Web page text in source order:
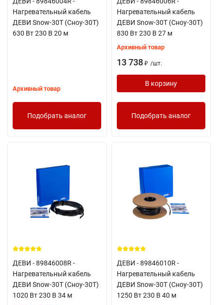
Нагревательный кабель
ДЕВИ Snow-30T (Сноу-30Т)
630 Вт 230 В 20 м
Архивный товар
Подобрать аналог
Нагревательный кабель
ДЕВИ Snow-30T (Сноу-30Т)
830 Вт 230 В 27 м
Архивный товар
13 738 ₽ /шт.
В корзину
Подобрать аналог
ДЕВИ - 89846008R -
Нагревательный кабель
ДЕВИ Snow-30T (Сноу-30Т)
1020 Вт 230 В 34 м
ДЕВИ - 89846010R -
Нагревательный кабель
ДЕВИ Snow-30T (Сноу-30Т)
1250 Вт 230 В 40 м